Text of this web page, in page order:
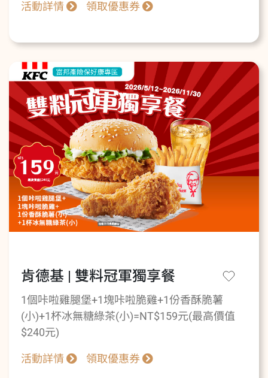
活動詳情 領取優惠券
肯德基 | 雙料冠軍獨享餐
1個咔啦雞腿堡+1塊咔啦脆雞+1份香酥脆薯
(小)+1杯冰無糖綠茶(小)=NT$159元(最高價值
$240元)
活動詳情 領取優惠券